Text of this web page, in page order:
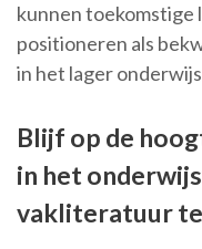
kunnen
positioneren als
in het lager
Blijf op de
in het
vakliteratuur